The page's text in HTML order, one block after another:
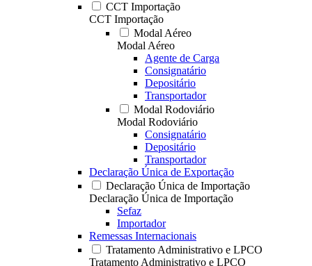
CCT Importação
CCT Importação
Modal Aéreo
Modal Aéreo
Agente de Carga
Consignatário
Depositário
Transportador
Modal Rodoviário
Modal Rodoviário
Consignatário
Depositário
Transportador
Declaração Única de Exportação
Declaração Única de Importação
Declaração Única de Importação
Sefaz
Importador
Remessas Internacionais
Tratamento Administrativo e LPCO
Tratamento Administrativo e LPCO